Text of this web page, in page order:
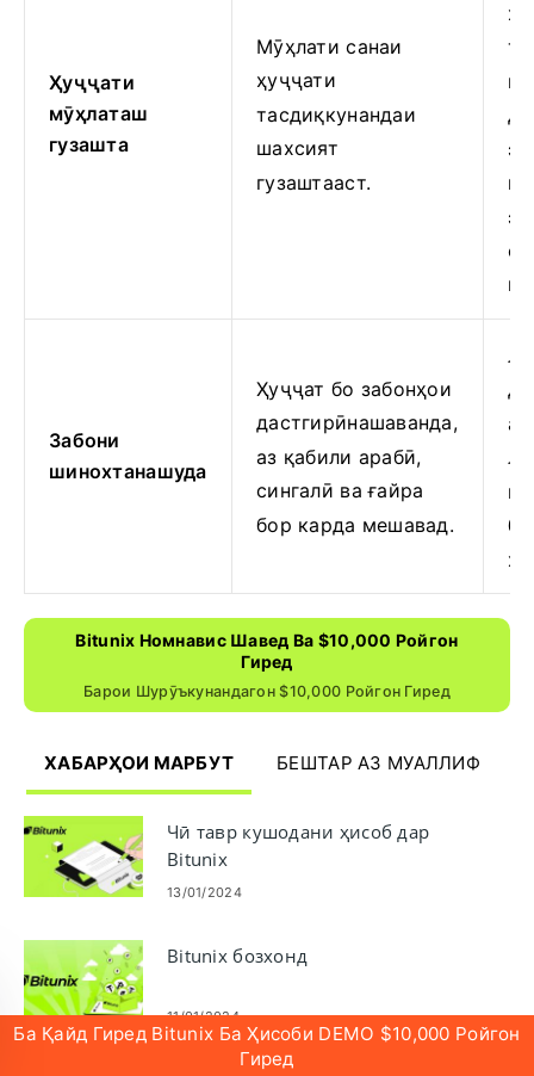
Ҳуҷҷати
мӯҳлаташ
гузашта
Мӯҳлати санаи
ҳуҷҷати
тасдиқкунандаи
шахсият
гузаштааст.
Забони
шинохтанашуда
Ҳуҷҷат бо забонҳои
дастгирӣнашаванда,
аз қабили арабӣ,
сингалӣ ва ғайра
бор карда мешавад.
Bitunix Номнавис Шавед Ва $10,000 Ройгон
Гиред
Барои Шурӯъкунандагон $10,000 Ройгон Гиред
ХАБАРҲОИ МАРБУТ БЕШТАР АЗ МУАЛЛИФ
Чӣ тавр кушодани ҳисоб дар
Bitunix
13/01/2024
Bitunix бозхонд
11/01/2024
Ба Қайд Гиред Bitunix Ба Ҳисоби DEMO $10,000 Ройгон
Гиред